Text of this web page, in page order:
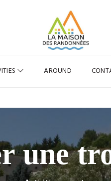
AROUND
une